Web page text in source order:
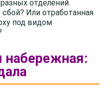
отделений.
Или отработанная
под видом
набережная: